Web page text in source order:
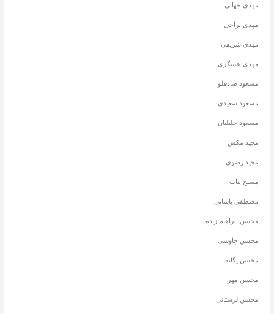
مهدی جهانی
مهدی یراحی
مهدی شریفی
مهدی عسگری
مسعود صادقلو
مسعود سعیدی
مسعود جلیلیان
مجید مکس
مجید رضوی
مسیح بیات
مصطفی پاشایی
محسن ابراهیم زاده
محسن چاوشی
محسن یگانه
محسن مهر
محسن لرستانی